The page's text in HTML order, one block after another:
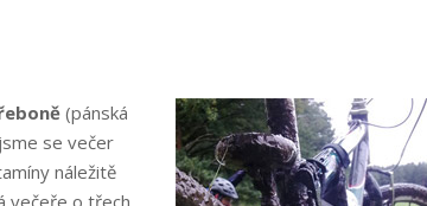
(pánská
se večer
náležitě
večeře o třech